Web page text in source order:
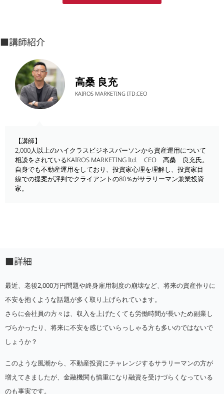
■講師紹介
【講師】
2,000人以上のハイクラスビジネスパーソンから資産運用について
相談をされているKAIROS MARKETING Itd. CEO 高桑 良充氏。
自身でも不動産運用をしており、投資家心理を理解し、投資家目
線での提案が評判でクライアントの80％がサラリーマン兼業投資
家。
高桑 良充
KAIROS MARKETING ITD.CEO
■詳細
最近、老後2,000万円問題や終身雇用制度の崩壊など、将来の資産作りに
不安を抱くような話題が多く取り上げられています。
さらに会社員の方々は、収入を上げたくても労働時間が長いため副業し
づらかったり、将来に不安を感じていらっしゃる方も多いのではないで
しょうか？
このような風潮から、不動産投資にチャレンジするサラリーマンの方が
増えてきましたが、金融機関も慎重になり融資を受けづらくなっている
のも事実です。